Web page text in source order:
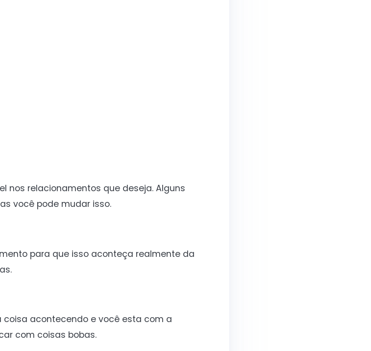
nos relacionamentos que deseja. Alguns
você pode mudar isso.
para que isso aconteça realmente da
coisa acontecendo e você esta com a
com coisas bobas.